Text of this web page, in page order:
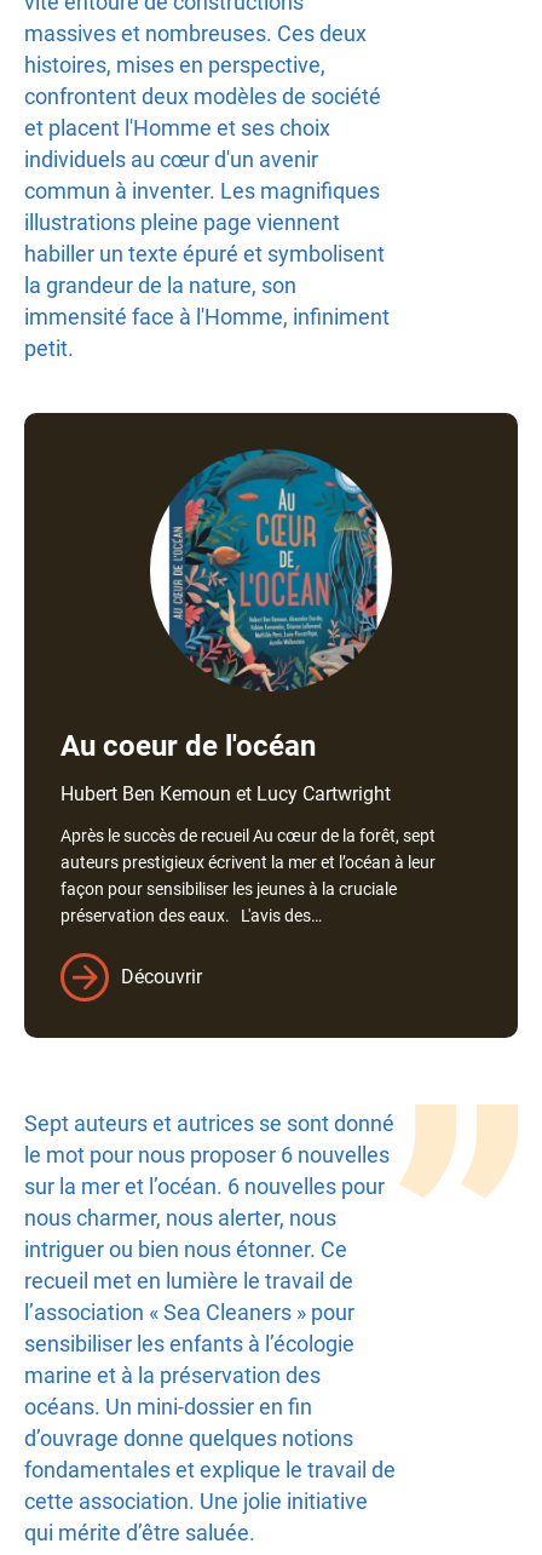
massives et nombreuses. Ces deux
histoires, mises en perspective,
confrontent deux modèles de société
et placent l'Homme et ses choix
individuels au cœur d'un avenir
commun à inventer. Les magnifiques
illustrations pleine page viennent
habiller un texte épuré et symbolisent
la grandeur de la nature, son
immensité face à l'Homme, infiniment
petit.
Au coeur de l'océan
Nom
l'auteur
Hubert Ben Kemoun et Lucy Cartwright
Après le succès de recueil Au cœur de la forêt, sept
auteurs prestigieux écrivent la mer et l’océan à leur
façon pour sensibiliser les jeunes à la cruciale
préservation des eaux. L'avis des…
Découvrir
Texte
Sept auteurs et autrices se sont donné
le mot pour nous proposer 6 nouvelles
sur la mer et l’océan. 6 nouvelles pour
nous charmer, nous alerter, nous
intriguer ou bien nous étonner. Ce
recueil met en lumière le travail de
l’association « Sea Cleaners » pour
sensibiliser les enfants à l’écologie
marine et à la préservation des
océans. Un mini-dossier en fin
d’ouvrage donne quelques notions
fondamentales et explique le travail de
cette association. Une jolie initiative
qui mérite d’être saluée.